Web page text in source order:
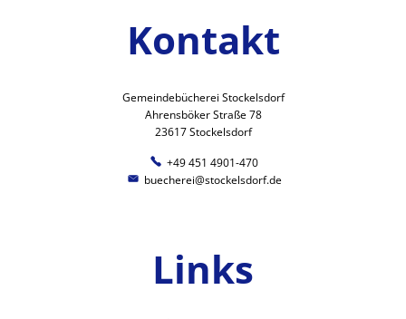
Kontakt
Gemeindebücherei Stockelsdorf
Ahrensböker Straße 78
23617 Stockelsdorf
+49 451 4901-470
buecherei@stockelsdorf.de
Links